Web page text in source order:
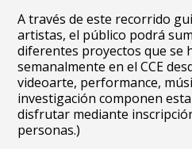
A través de este recorrido
artistas, el público podrá
diferentes proyectos que se
semanalmente en el CCE
videoarte, performance,
investigación componen
disfrutar mediante
personas.)